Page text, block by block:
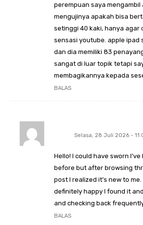
perempuan saya mengambil
mengujinya apakah bisa
setinggi 40 kaki, hanya agar
sensasi youtube. apple ipad
dan dia memiliki 83
sangat di luar topik tetapi
membagikannya kepada
BALAS
Selasa, 28 Juli 2026 -
Hello! I could have sworn
before but after browsing
post I realized it’s new to me.
definitely happy I found it
and checking back
BALAS